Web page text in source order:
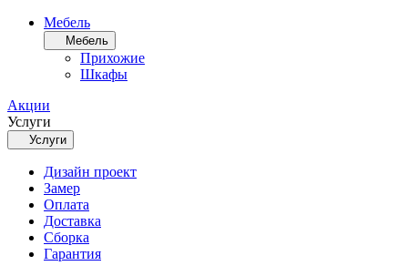
Мебель
Мебель
Прихожие
Шкафы
Акции
Услуги
Услуги
Дизайн проект
Замер
Оплата
Доставка
Сборка
Гарантия